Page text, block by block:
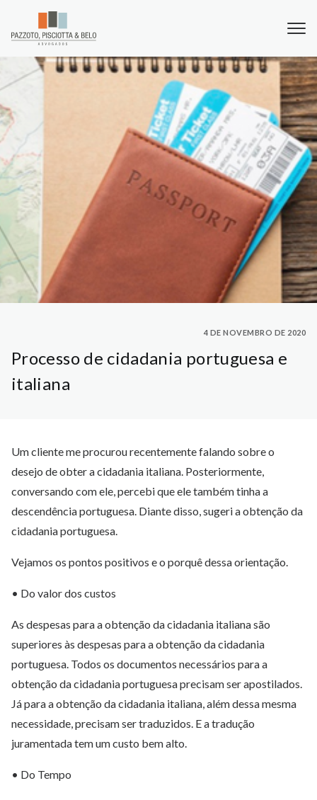
4 DE NOVEMBRO DE 2020
Processo de cidadania portuguesa e
italiana
Um cliente me procurou recentemente falando sobre o
desejo de obter a cidadania italiana. Posteriormente,
conversando com ele, percebi que ele também tinha a
descendência portuguesa. Diante disso, sugeri a obtenção da
cidadania portuguesa.
Vejamos os pontos positivos e o porquê dessa orientação.
• Do valor dos custos
As despesas para a obtenção da cidadania italiana são
superiores às despesas para a obtenção da cidadania
portuguesa. Todos os documentos necessários para a
obtenção da cidadania portuguesa precisam ser apostilados.
Já para a obtenção da cidadania italiana, além dessa mesma
necessidade, precisam ser traduzidos. E a tradução
juramentada tem um custo bem alto.
• Do Tempo